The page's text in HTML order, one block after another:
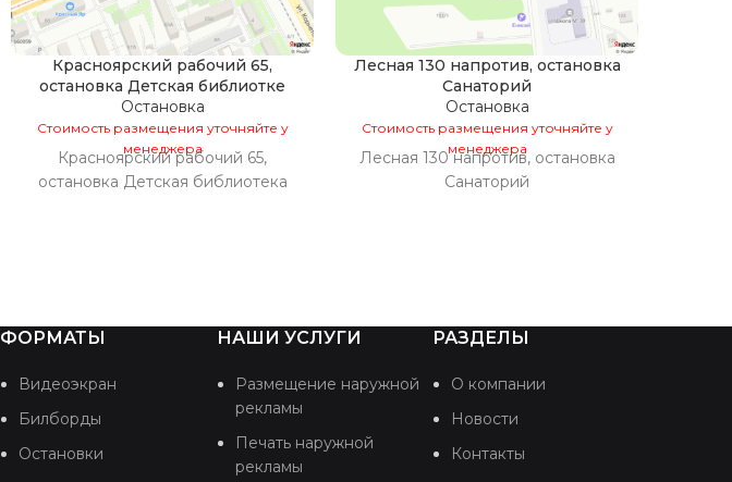
Красноярский рабочий 65,
остановка Детская библиотке
Остановка
Стоимость размещения уточняйте у
менеджера
Красноярский рабочий 65,
остановка Детская библиотека
Лесная 130 напротив, остановка
Санаторий
Остановка
Стоимость размещения уточняйте у
менеджера
Лесная 130 напротив, остановка
Санаторий
ФОРМАТЫ
Видеоэкран
Билборды
Остановки
НАШИ УСЛУГИ
Размещение наружной
рекламы
Печать наружной
рекламы
РАЗДЕЛЫ
О компании
Новости
Контакты